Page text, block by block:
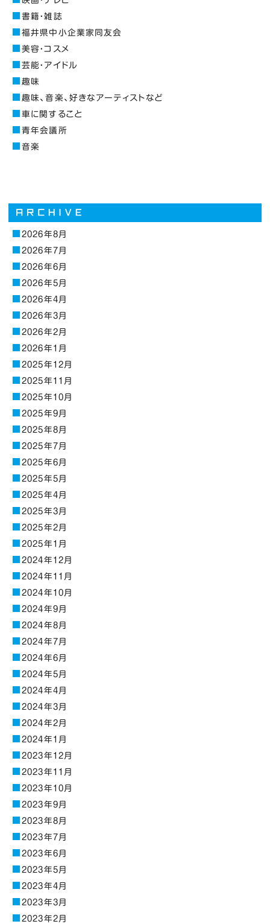
書籍・雑誌
福井県中小企業家同友会
美容・コスメ
芸能・アイドル
趣味
趣味、音楽、好きなアーティストなど
車に関すること
青年会議所
音楽
2026年8月
2026年7月
2026年6月
2026年5月
2026年4月
2026年3月
2026年2月
2026年1月
2025年12月
2025年11月
2025年10月
2025年9月
2025年8月
2025年7月
2025年6月
2025年5月
2025年4月
2025年3月
2025年2月
2025年1月
2024年12月
2024年11月
2024年10月
2024年9月
2024年8月
2024年7月
2024年6月
2024年5月
2024年4月
2024年3月
2024年2月
2024年1月
2023年12月
2023年11月
2023年10月
2023年9月
2023年8月
2023年7月
2023年6月
2023年5月
2023年4月
2023年3月
2023年2月